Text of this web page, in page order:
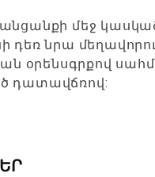
մեջ
դեռ նրա
օրենսգրքով
դատավճռով: